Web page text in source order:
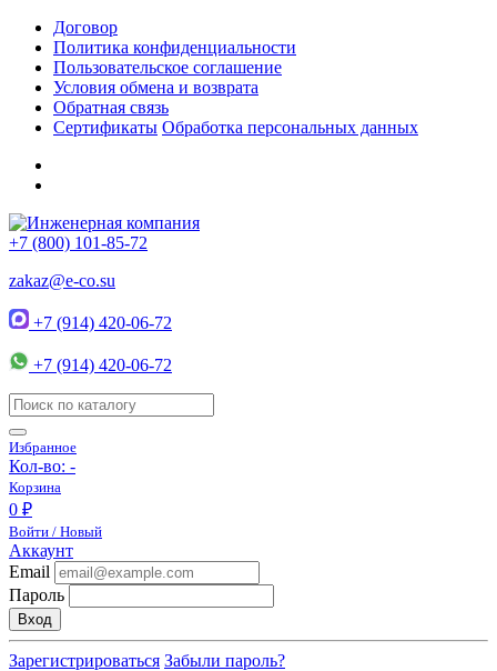
Договор
Политика конфиденциальности
Пользовательское соглашение
Условия обмена и возврата
Обратная связь
Сертификаты Обработка персональных данных
+7 (800) 101-85-72
zakaz@e-co.su
+7 (914) 420-06-72
+7 (914) 420-06-72
Избранное
Кол-во: -
Корзина
0 ₽
Войти / Новый
Аккаунт
Email
Пароль
Вход
Зарегистрироваться Забыли пароль?